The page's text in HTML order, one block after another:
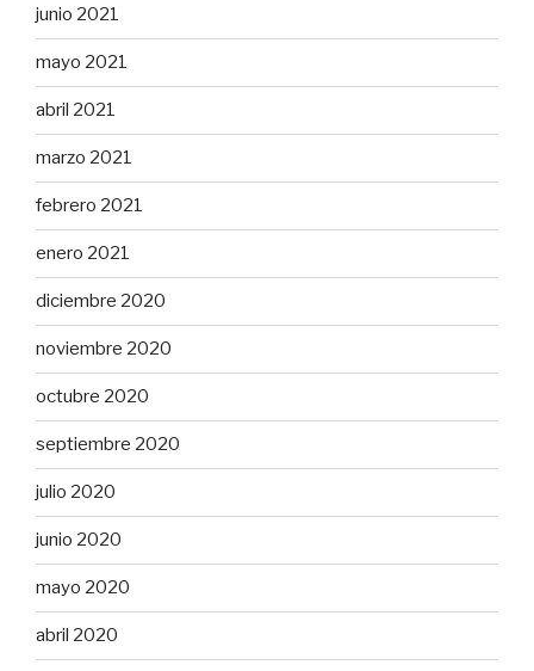
junio 2021
mayo 2021
abril 2021
marzo 2021
febrero 2021
enero 2021
diciembre 2020
noviembre 2020
octubre 2020
septiembre 2020
julio 2020
junio 2020
mayo 2020
abril 2020